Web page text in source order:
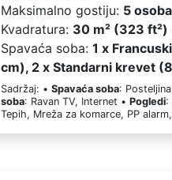
Maksimalno gostiju: 5 osoba
Kvadratura: 30 m² (323 ft²)
Spavaća soba:1 x
cm), 2 x Standarni krevet
Sadržaj: •Spavaća soba:
soba: Ravan TV, Internet •Pogledi:
Tepih, Mreža za komarce, PP